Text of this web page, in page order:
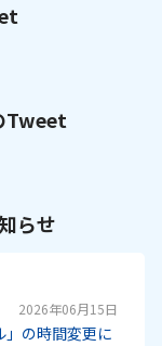
Tweet
らせ
2026年06月15日
」の時間変更に